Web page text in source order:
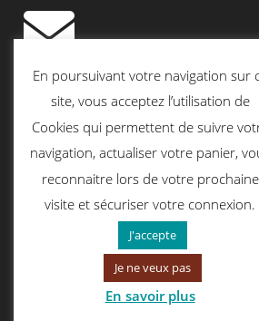
contact@quiscrap.fr
Les Fiches Techniques et les Tutos
Le Blog
Conditions générales de vente
Mentions légales
Politique de confidentialité
politique de cookies
En poursuivant votre navigation sur
site, vous acceptez l’utilisation de
Cookies qui permettent de suivre
navigation, actualiser votre panier,
reconnaitre lors de votre prochaine
visite et sécuriser votre connexion.
J'accepte
Je ne veux pas
En savoir plus